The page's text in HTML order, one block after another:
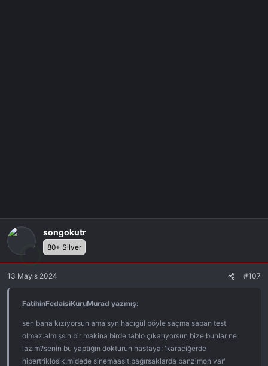
songokutr
80+ Silver
13 Mayıs 2024 #107
FatihinFedaisiKuruMurad yazmış:
sen bana kızıyorsun ama syn hacıgül böyle saçma sapan test
olmaz.almışsın bir makina birde tablo çıkarıyorsun bize bunlar ne
lazım?senin bu yaptığın dokturun hastaya: 'karaciğerde
hipertriklosik,midede sinemaasit,bağırsaklarda banzimon var'